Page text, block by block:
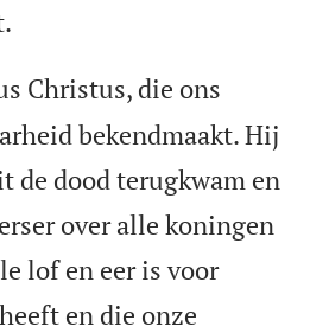
Christus, die ons
bekendmaakt. Hij
de dood terugkwam en
over alle koningen
lof en eer is voor
en die onze